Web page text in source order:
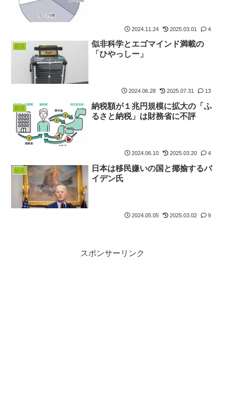
2024.11.24 2025.03.01 4
経済
似非科学とエゴマインド満載の
「ひやっしー」
2024.06.28 2025.07.31 13
経済
納税額が１兆円規模に拡大の「ふ
るさと納税」は財務省に不評
2024.06.10 2025.03.20 4
経済
日本は移民嫌いの国と揶揄するバ
イデン氏
2024.05.05 2025.03.02 9
スポンサーリンク